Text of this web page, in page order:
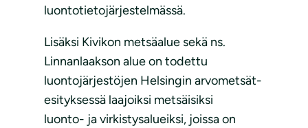
luontotietojärjestelmässä.
Lisäksi Kivikon metsäalue sekä ns.
Linnanlaakson alue on todettu
luontojärjestöjen Helsingin arvometsät-
esityksessä laajoiksi metsäisiksi
luonto- ja virkistysalueiksi, joissa on